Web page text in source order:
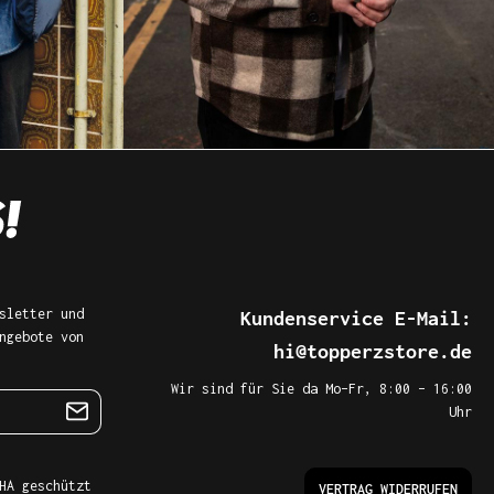
und
von
geschützt
Kundenservice E-Mail:
hi@topperzstore.de
Wir sind für Sie da Mo–Fr, 8:00 – 16:00
Uhr
VERTRAG WIDERRUFEN